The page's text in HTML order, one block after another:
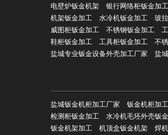
电壁炉钣金机架
银行网络柜钣金加工
机架钣金加工
水冷机钣金加工 玻
威图柜钣金加工
不锈钢钣金加工
鞋柜钣金加工
工具柜钣金加工 不
盐城专业钣金设备外壳加工厂家
盐
盐城钣金机柜加工厂家 钣金机柜加
检测柜钣金加工
水冷机毛坯外壳钣
钣金机架加工
机顶盒钣金机架 焊